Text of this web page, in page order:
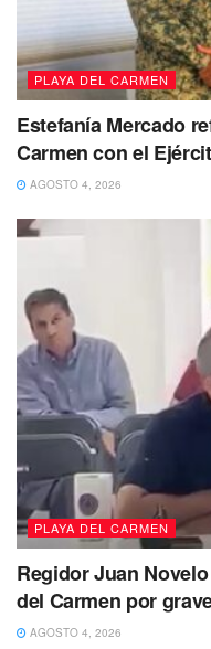
AMLO Lili
Quintana Roo
PLAYA DEL CARMEN
Estefanía Mercado
Carmen con el
AGOSTO 4, 2026
PLAYA DEL CARMEN
Regidor Juan
del Carmen por
AGOSTO 4, 2026